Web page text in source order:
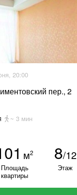
20:00
пер., 2
~ 3 мин
м2
Площадь
квартиры
8/12
Этаж